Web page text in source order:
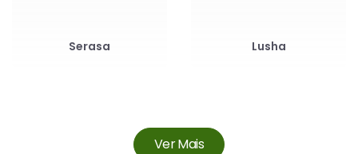
Serasa Lusha
Ver Mais